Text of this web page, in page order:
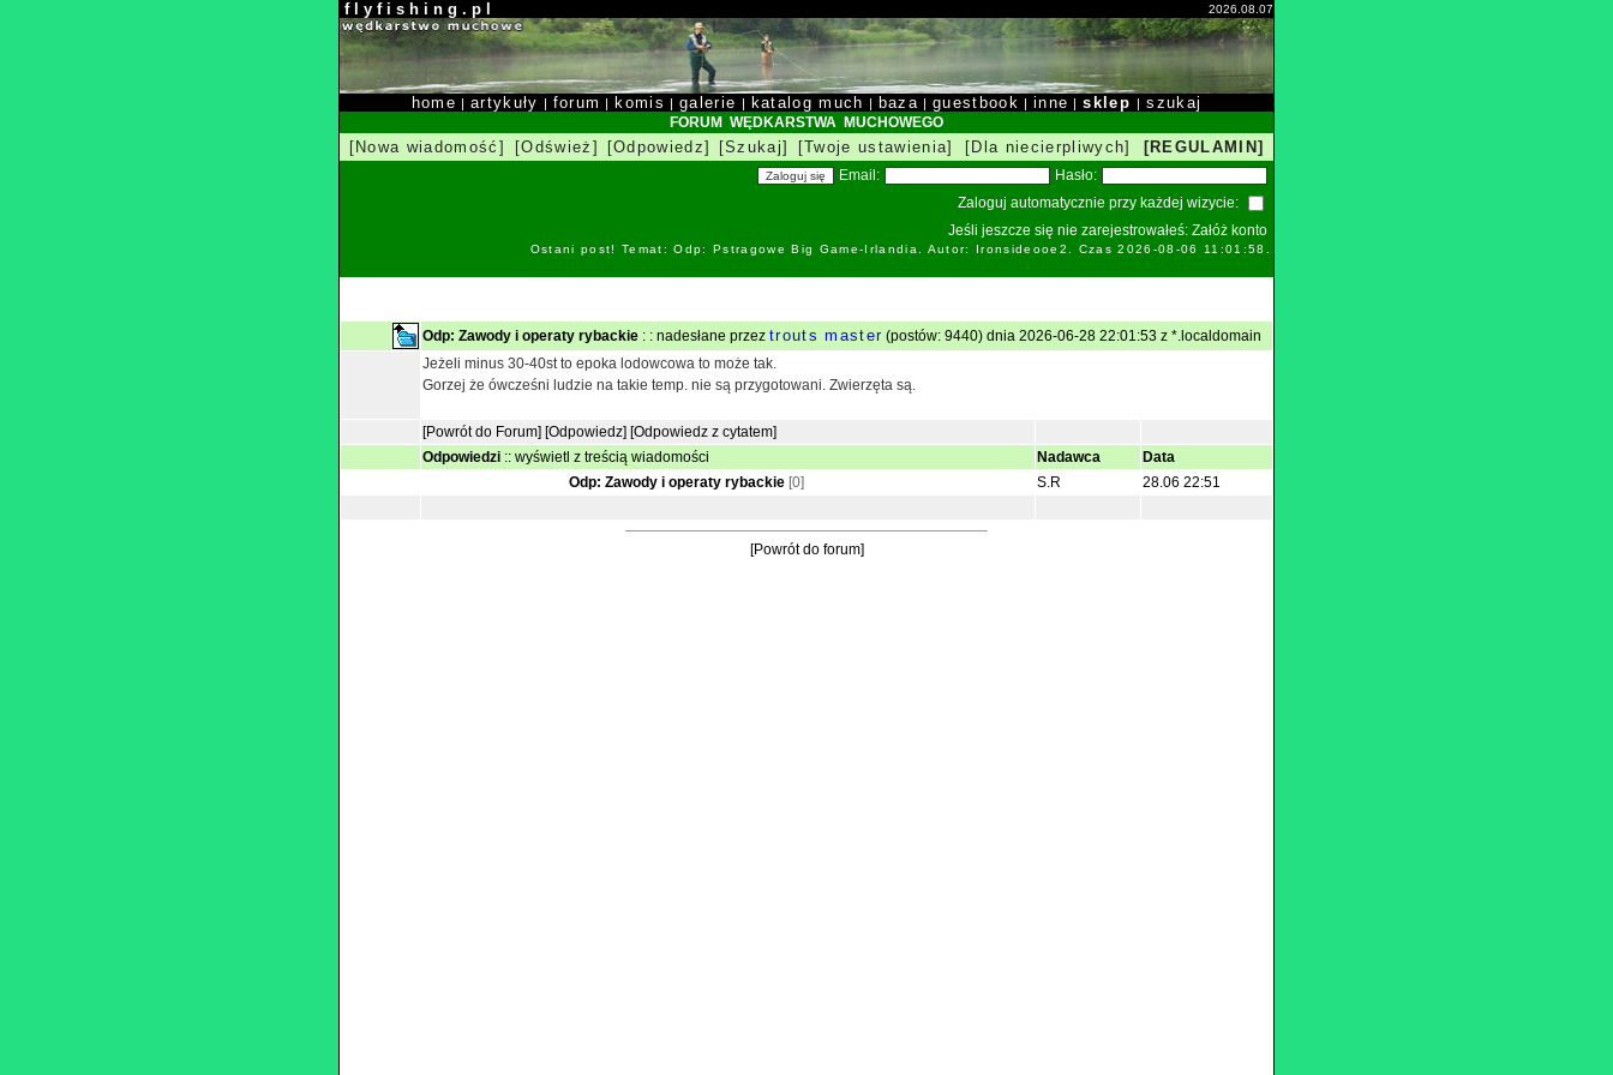
f l y f i s h i n g . p l 2026.08.07
home |artykuły | forum | komis |galerie | katalog much | baza | guestbook | inne |sklep |szukaj
FORUM WĘDKARSTWA MUCHOWEGO
[Nowa wiadomość] [Odśwież] [Odpowiedz] [Szukaj] [Twoje ustawienia] [Dla niecierpliwych] [REGULAMIN]
Email:
Hasło:
Zaloguj automatycznie przy każdej wizycie:
Jeśli jeszcze się nie zarejestrowałeś: Załóż konto
Ostani post! Temat: Odp: Pstragowe Big Game-Irlandia. Autor: Ironsideоoe2. Czas 2026-08-06 11:01:58.
Odp: Zawody i operaty rybackie : : nadesłane przez trouts master (postów: 9440) dnia 2026-06-28 22:01:53 z *.localdomain
Jeżeli minus 30-40st to epoka lodowcowa to może tak.
Gorzej że ówcześni ludzie na takie temp. nie są przygotowani. Zwierzęta są.
[Powrót do Forum] [Odpowiedz] [Odpowiedz z cytatem]
Odpowiedzi :: wyświetl z treścią wiadomości Nadawca
Data
Odp: Zawody i operaty rybackie [0] S.R 28.06 22:51
[Powrót do forum]